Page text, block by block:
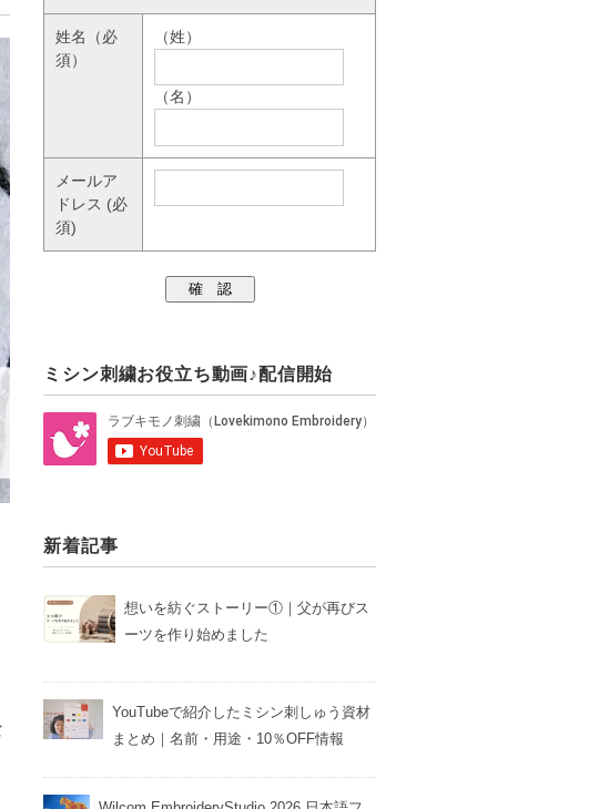
姓名
（必
須）
（姓）
（名）
メールア
ドレス (必
須)
ミシン刺繍お役立ち動画♪配信開始
新着記事
想いを紡ぐストーリー①｜父が再びス
ーツを作り始めました
YouTubeで紹介したミシン刺しゅう資材
まとめ｜名前・用途・10％OFF情報